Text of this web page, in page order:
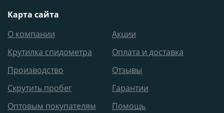
Карта сайта
О компании
Акции
Крутилка спидометра
Оплата и доставка
Производство
Отзывы
Скрутить пробег
Гарантии
Оптовым покупателям
Помощь